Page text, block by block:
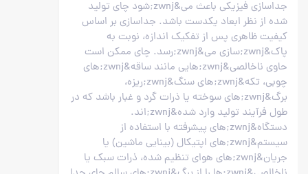
جداسازی فیزیکی باعث می&zwnj;شود چای تولید
شده از نظر ابعاد یکدست باشد. جداسازی بر اساس
کیفیت ظاهری پس از تفکیک اندازه، نوبت به
پاک&zwnj;سازی می&zwnj;رسد. چای ممکن است
حاوی ناخالصی&zwnj;هایی مانند ساقه&zwnj;های
چوبی، تکه&zwnj;های سنگ&zwnj;ریزه،
برگ&zwnj;های سوخته یا ذرات گرد و غبار باشد که در
طول فرآیند تولید وارد شده&zwnj;اند.
دستگاه&zwnj;های پیشرفته با استفاده از
سیستم&zwnj;های اپتیکال (بینایی ماشین) یا
جریان&zwnj;های هوای تنظیم شده، ذرات سبک یا